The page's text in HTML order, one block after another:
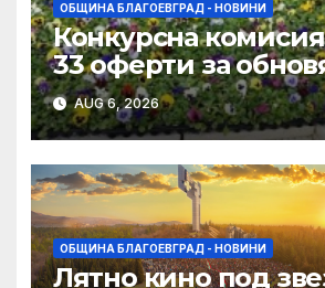
ОБЩИНА БЛАГОЕВГРАД - НОВИНИ
Конкурсна
33 оферти за
на дворовете на 11
в Благоевград
AUG 6, 2026
ОБЩИНА БЛАГОЕВГРАД - НОВИНИ
Лятно кино под